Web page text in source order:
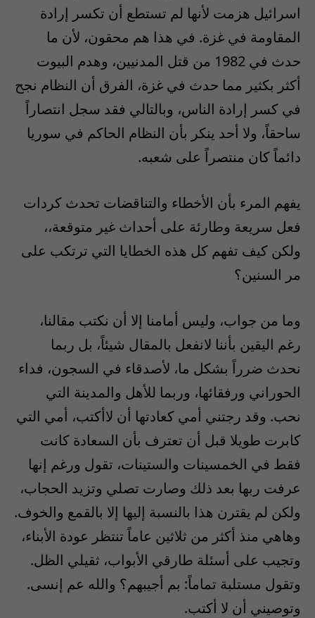
اسرائيل هزمت لأنها لم تستطع أن تكسر إرادة
المقاومة في غزة. في هذا هم محقون، لأن ما
حدث في 1982 من قتل المدنيين، وهدم البيوت
أكثر بكثير مما حدث في غزة، الفرق أن النظام نجح
في كسر إرادة الناس، وبالتالي فقد سجل انتصاراً
ساحقاً، ولا أحد ينكر بأن النظام الحاكم في سوريا
دائماً كان منتصراً على شعبه.
يفهم المرء بأن الأخطاء والتناقضات تحدث كردات
فعل سريعة وطارئة على أحداث غير متوقعة،،
ولكن كيف تفهم كل هذه الخطايا التي ترتكب على
مر السنين؟
وما من جواب، وليس أمامنا إلا أن نكتب مقالنا،
رغم اليقين بأننا لانفعل بالمقال شيئاً، بل ربما
نحدث ضرراً بشكل ما، لأصدقاء في السجون، فداء
الحوراني ورفقائها، وربما للأهل والمدينة التي
نحب. وقد رجتني أمي كعادتها أن لاأكتب، أمي التي
كابرت طويلا قبل أن تعترف بأن السعادة كانت
فقط في الخمسينات والستينات، تقول ورغم إنها
عرفت ربها بعد ذلك وصارت تصلي وتزيد الحجاب،
ولكن لم يقترن هذا بالنسبة إليها إلا بالقمع والخوف.
وهاهي منذ أكثر من ثلاثين عاماً تنتظر عودة الأبناء،
وتجيب على أسئلة طارقي الأبواب، ثقيلي الظل.
وتقول مستلبة تماماً: بم أجيبهم؟ والله عم إنسى.
وتوصيني أن لا أكتب.